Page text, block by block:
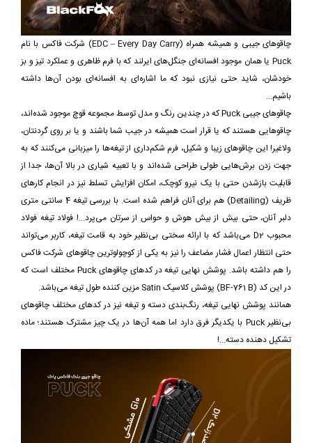
چاقوهای جیبی و همیشه همراه (EDC – Every Day Carry) شرکت فاکس با نام
Puck یا همان موجود افسانه‌ای جنگل‌های ایرلند که با فرم ظاهری و عملکرد تیز و بز
خودشان، شاید حتی نیازی نبود که ما اشاره‌ای به افسانه‌ای بودن آن‌ها داشته
باشیم...
چاقوهای جیبی Puck که در چندین رنگ و مدل توسط مجموعه قوچ موجود شده‌اند،
چاقوهایی هستند که یا قرار است همیشه در جیب شما باشند و یا بر روی گردنتان،
ولاغیر! این چاقوهای زیبا و شکیل، فرم شکم‌داری از تیغه‌ها را میزبانی می‌کنند که به
جهت زدن برش‌هایی طولی طراحی شده‌اند و با تعبیه شیاری در بالا آن‌ها، جدا از
قابلیت بازشدن حتی با یک نیرو کوچک، امکان افزایش تسلط نیز در انجام کارهای
ظریف (Detailing) هم برای آنان فراهم شده است. با بررسی تیغه 4 سانتی متری
دلبر آنان، حتی بیش از بیش هوش و حواس از سرتان می‌پرد...! فولاد تیغه فولاد
محبوب D2 می‌باشد که با ارائه سختی بی‌نظیر خود به قامت تیغه، کاربر می‌تواند
حتی انتظار اعمال فشار مضاعف را نیز به یکی از کوچولو‌ترین چاقوهای شرکت فاکس
را هم داشته باشد. پوشش نهایی تیغه در کدهای چاقوهای Puck مختلف است که
در این کد (BF-761 B) پوشش کلاسیک Satin مزین کننده طول تیغه می‌باشد.
همانند پوشش نهایی تیغه، رنگ‌بندی دسته و تیغه نیز در کد‌های مختلف چاقوهای
بی‌نظیر Puck با یکدیگر فرق دارد اما همه آن‌ها در یک چیز مشترک هستند؛ ماده
تشکیل دهنده دسته...!